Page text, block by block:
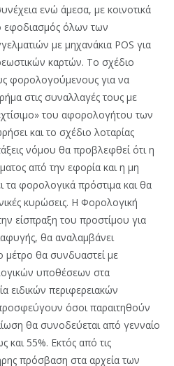
ενώ άμεσα, με κοινοτικά
εφοδιασμός όλων των
με μηχανάκια POS για
καρτών. Το σχέδιο
φορολογούμενους για να
στις συναλλαγές τους με
του αφορολογήτου των
και το σχέδιο λοταρίας
νόμου θα προβλεφθεί ότι η
από την εφορία και η μη
φορολογικά πρόστιμα και θα
κυρώσεις. Η Φορολογική
είσπραξη του προστίμου για
θα αναλαμβάνει
μέτρο θα συνδυαστεί με
υποθέσεων στα
ειδικών περιφερειακών
όσοι παραιτηθούν
θα συνοδεύεται από γενναίο
55%. Εκτός από τις
πρόσβαση στα αρχεία των